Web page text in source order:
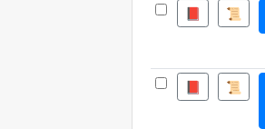
📕 📜
📕 📜